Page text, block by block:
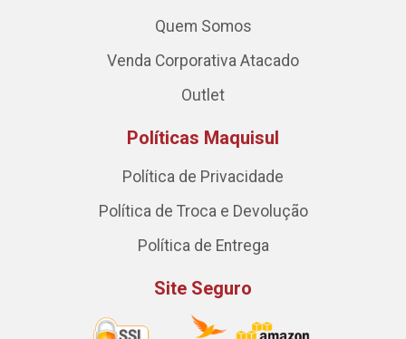
Quem Somos
Venda Corporativa Atacado
Outlet
Políticas Maquisul
Política de Privacidade
Política de Troca e Devolução
Política de Entrega
Site Seguro